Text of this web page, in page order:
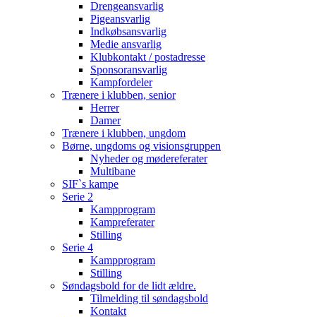
Drengeansvarlig
Pigeansvarlig
Indkøbsansvarlig
Medie ansvarlig
Klubkontakt / postadresse
Sponsoransvarlig
Kampfordeler
Trænere i klubben, senior
Herrer
Damer
Trænere i klubben, ungdom
Børne, ungdoms og visionsgruppen
Nyheder og mødereferater
Multibane
SIF`s kampe
Serie 2
Kampprogram
Kampreferater
Stilling
Serie 4
Kampprogram
Stilling
Søndagsbold for de lidt ældre.
Tilmelding til søndagsbold
Kontakt